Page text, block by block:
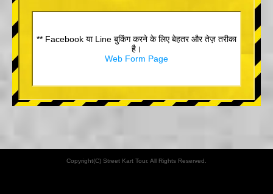
** Facebook या Line बुकिंग करने के लिए बेहतर और तेज़ तरीका
है।
Web Form Page
Copyright(C) Street Kart Tour. All Rights Reserved.